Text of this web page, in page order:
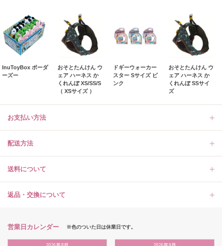
InuToyBox ボーダ
ーズー
おそとたんけん ウ
ェア ハーネス か
くれんぼ XS/SS/S
（ XSサイズ ）
ドギーウォーカー
スター Sサイズ ピ
ンク
おそとたんけん ウ
ェア ハーネス か
くれんぼ SSサイ
ズ
お支払い方法
配送方法
送料について
返品・交換について
営業日カレンダー ※色のついた日は休業日です。